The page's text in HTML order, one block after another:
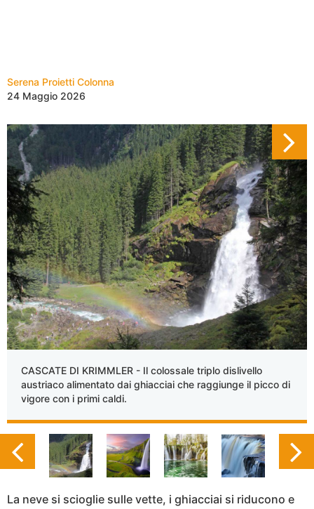
Serena Proietti Colonna
24 Maggio 2026
CASCATE DI KRIMMLER - Il colossale triplo dislivello
austriaco alimentato dai ghiacciai che raggiunge il picco di
vigore con i primi caldi.
La neve si scioglie sulle vette, i ghiacciai si riducono e